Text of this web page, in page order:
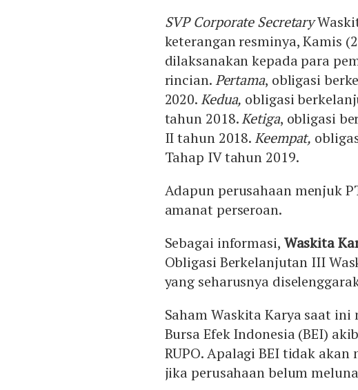
SVP Corporate Secretary
keterangan resminya, Kamis
dilaksanakan kepada para
rincian.Pertama, obligasi
2020.Kedua, obligasi
tahun 2018.Ketiga, obligasi
II tahun 2018.Keempat,
Tahap IV tahun 2019.
Adapun perusahaan menjuk
amanat perseroan.
Sebagai informasi, Waskita
Obligasi Berkelanjutan III
yang seharusnya
Saham Waskita Karya saat
Bursa Efek Indonesia (BEI)
RUPO. Apalagi BEI tidak akan
jika perusahaan belum